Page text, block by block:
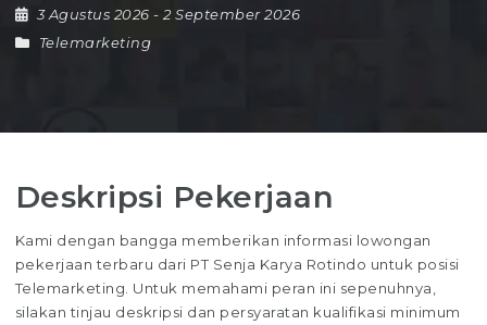
3 Agustus 2026- 2 September 2026
Telemarketing
Deskripsi Pekerjaan
Kami dengan bangga memberikan informasi lowongan
pekerjaan terbaru dari PT Senja Karya Rotindo untuk posisi
Telemarketing. Untuk memahami peran ini sepenuhnya,
silakan tinjau deskripsi dan persyaratan kualifikasi minimum